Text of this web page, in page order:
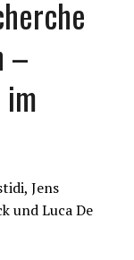
–
Jens
und Luca De